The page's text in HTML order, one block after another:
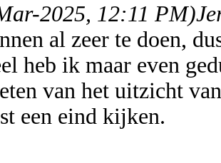
2025, 12:11 PM)
al zeer te doen,
heb ik maar even
van het uitzicht
een eind kijken.